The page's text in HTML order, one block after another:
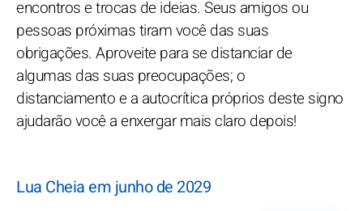
encontros e trocas de ideias. Seus amigos ou
pessoas próximas tiram você das suas
obrigações. Aproveite para se distanciar de
algumas das suas preocupações; o
distanciamento e a autocrítica próprios deste signo
ajudarão você a enxergar mais claro depois!
Lua Cheia em junho de 2029